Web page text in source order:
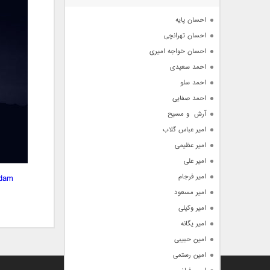
احسان پایه
احسان تهرانچی
احسان خواجه امیری
احمد سعیدی
احمد سلو
احمد صفایی
آرش  و مسیح
امیر عباس گلاب
امیر عظیمی
امیر علی
امیر فرجام
امیر مسعود
امیر وکیلی
امیر یگانه
امین حبیبی
امین رستمی